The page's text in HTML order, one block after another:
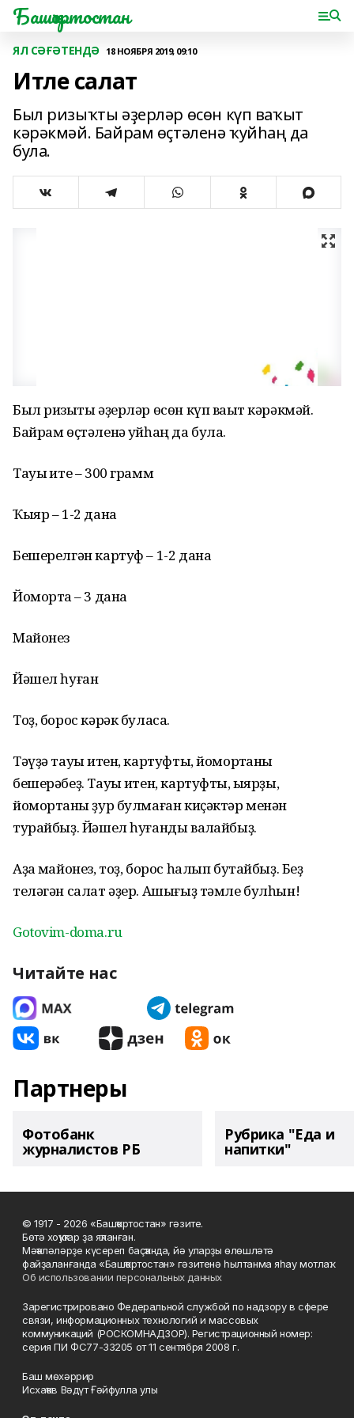
Башҡортостан
ЯЛ СӘҒӘТЕНДӘ 18 НОЯБРЯ 2019, 09:10
Итле салат
Был ризыҡты әҙерләр өсөн күп ваҡыт
кәрәкмәй. Байрам өҫтәленә ҡуйһаң да
була.
Был ризыҡты әҙерләр өсөн күп ваҡыт кәрәкмәй.
Байрам өҫтәленә ҡуйһаң да була.
Тауыҡ ите – 300 грамм
Ҡыяр – 1-2 дана
Бешерелгән картуф – 1-2 дана
Йомортҡа – 3 дана
Майонез
Йәшел һуған
Тоҙ, борос кәрәк буласаҡ.
Тәүҙә тауыҡ итен, картуфты, йомортҡаны
бешерәбеҙ. Тауыҡ итен, картуфты, ҡыярҙы,
йомортҡаны ҙур булмаған киҫәктәр менән
турайбыҙ. Йәшел һуғанды ваҡлайбыҙ.
Аҙаҡ майонез, тоҙ, борос һалып бутайбыҙ. Беҙ
теләгән салат әҙер. Ашығыҙ тәмле булһын!
Gotovim-doma.ru
Читайте нас
Партнеры
Фотобанк
журналистов РБ
Рубрика "Еда и
напитки"
© 1917 - 2026 «Башҡортостан» гәзите.
Бөтә хоҡуҡтар ҙа яҡланған.
Мәҡәләләрҙе күсереп баҫҡанда, йә уларҙы өлөшләтә
файҙаланғанда «Башҡортостан» гәзитенә һылтанма яһау мотлаҡ.
Об использовании персональных данных
Зарегистрировано Федеральной службой по надзору в сфере
связи, информационных технологий и массовых
коммуникаций (РОСКОМНАДЗОР). Регистрационный номер:
серия ПИ ФС77-33205 от 11 сентября 2008 г.
Баш мөхәррир
Исхаҡов Вәдүт Ғәйфулла улы